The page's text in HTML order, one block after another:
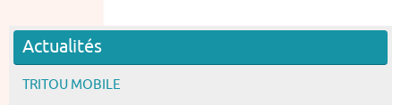
Actualités
TRITOU MOBILE